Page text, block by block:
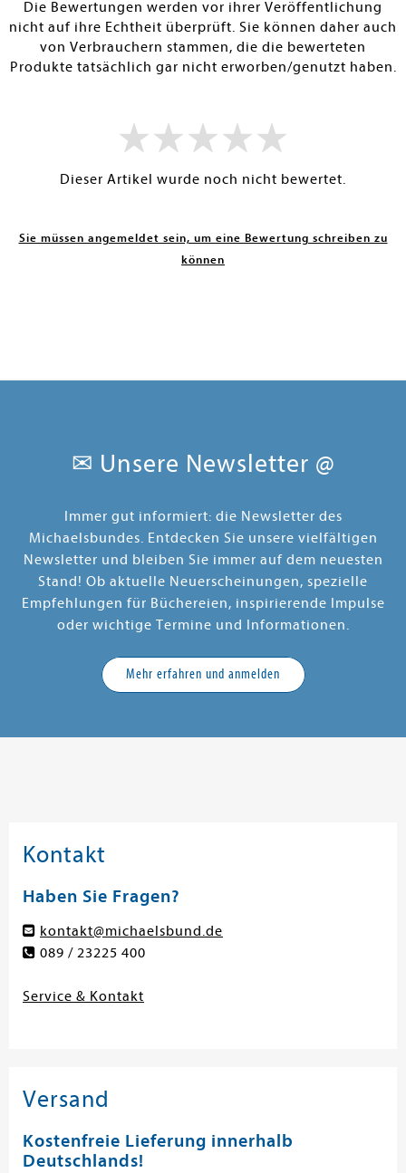
Die Bewertungen werden vor ihrer Veröffentlichung
nicht auf ihre Echtheit überprüft. Sie können daher auch
von Verbrauchern stammen, die die bewerteten
Produkte tatsächlich gar nicht erworben/genutzt haben.
Dieser Artikel wurde noch nicht bewertet.
Sie müssen angemeldet sein, um eine Bewertung schreiben zu
können
✉ Unsere Newsletter @
Immer gut informiert: die Newsletter des
Michaelsbundes. Entdecken Sie unsere vielfältigen
Newsletter und bleiben Sie immer auf dem neuesten
Stand! Ob aktuelle Neuerscheinungen, spezielle
Empfehlungen für Büchereien, inspirierende Impulse
oder wichtige Termine und Informationen.
Mehr erfahren und anmelden
Kontakt
Haben Sie Fragen?
kontakt@michaelsbund.de
089 / 23225 400
Service & Kontakt
Versand
Kostenfreie Lieferung innerhalb
Deutschlands!